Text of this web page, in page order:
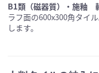
B1類（磁器質）・施釉
ラフ面の600x300角タイ
します。